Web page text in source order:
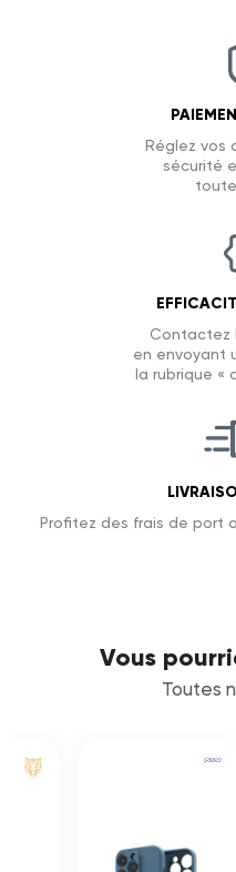
Réglez vos
sécurité
Contactez
en envoyant
la rubrique «
Profitez des frais de port
Vous
Toutes